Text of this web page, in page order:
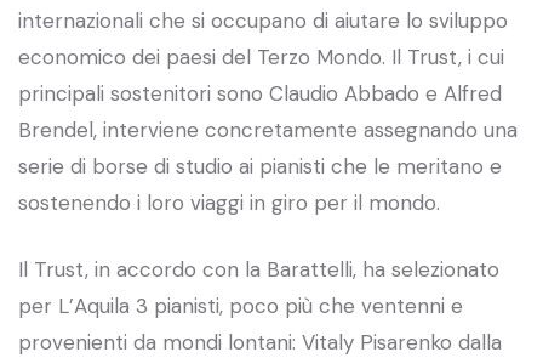
internazionali che si occupano di aiutare lo sviluppo
economico dei paesi del Terzo Mondo. Il Trust, i cui
principali sostenitori sono Claudio Abbado e Alfred
Brendel, interviene concretamente assegnando una
serie di borse di studio ai pianisti che le meritano e
sostenendo i loro viaggi in giro per il mondo.
Il Trust, in accordo con la Barattelli, ha selezionato
per L’Aquila 3 pianisti, poco più che ventenni e
provenienti da mondi lontani: Vitaly Pisarenko dalla